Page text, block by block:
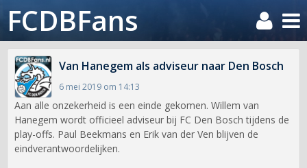
FCDBFans
Van Hanegem als adviseur naar Den Bosch
6 mei 2019 om 14:13
Aan alle onzekerheid is een einde gekomen. Willem van
Hanegem wordt officieel adviseur bij FC Den Bosch tijdens de
play-offs. Paul Beekmans en Erik van der Ven blijven de
eindverantwoordelijken.